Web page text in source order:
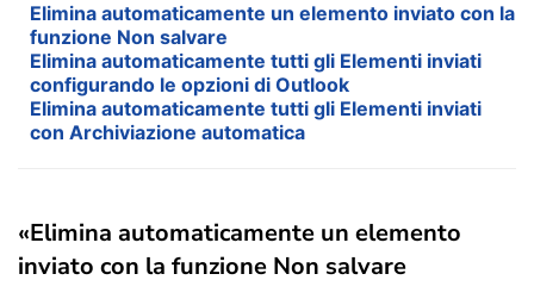
Elimina automaticamente un elemento inviato con la
funzione Non salvare
Elimina automaticamente tutti gli Elementi inviati
configurando le opzioni di Outlook
Elimina automaticamente tutti gli Elementi inviati
con Archiviazione automatica
«Elimina automaticamente un elemento
inviato con la funzione Non salvare